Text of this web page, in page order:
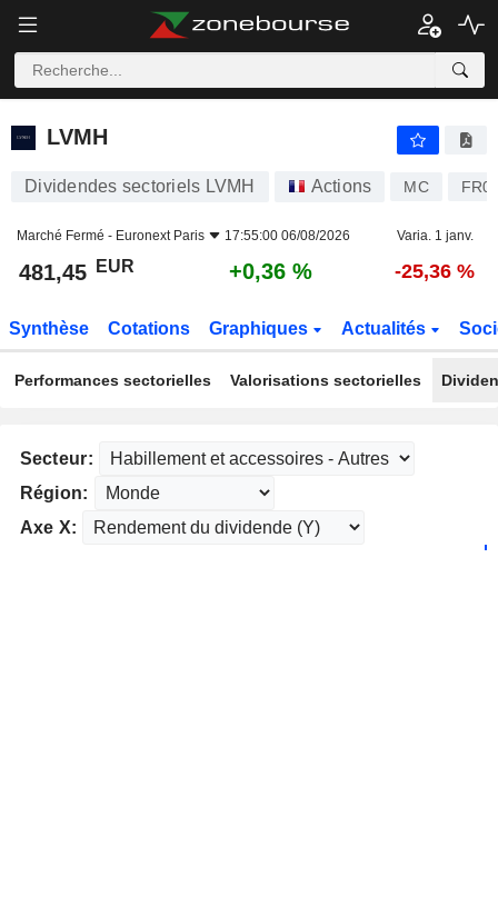
LVMH
LVMH
Dividendes sectoriels LVMH Actions MC
Marché Fermé - Euronext Paris 17:55:00 06/08/2026 Varia. 1 janv.
481,45 EUR +0,36 % -25,36 %
Synthèse Cotations Graphiques Actualités
Performances sectorielles Valorisations sectorielles
Secteur:
Région:
Axe X: